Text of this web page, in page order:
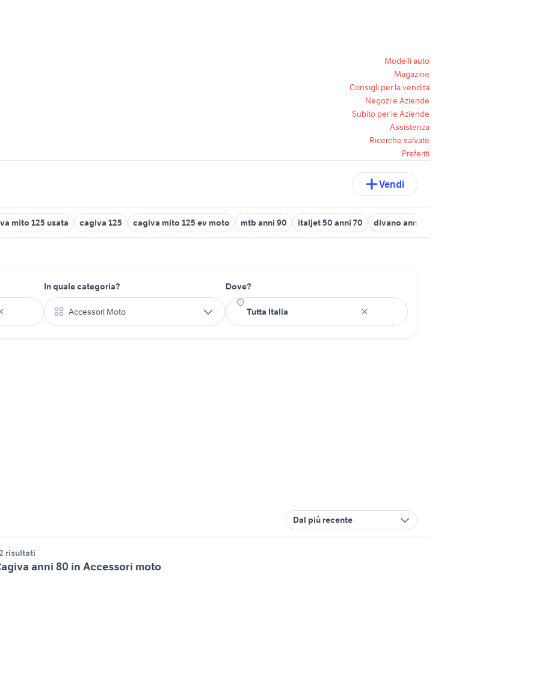
Modelli auto
Magazine
Consigli per la vendita
Negozi e Aziende
Subito per le Aziende
Assistenza
Ricerche salvate
Preferiti
Vendi
mito 125 usata cagiva 125 cagiva mito 125 ev moto mtb anni 90 italjet 50 anni 70 divano anni 60
In quale categoria?
Accessori Moto
Dove?
Dal più recente
risultati
anni 80 in Accessori moto